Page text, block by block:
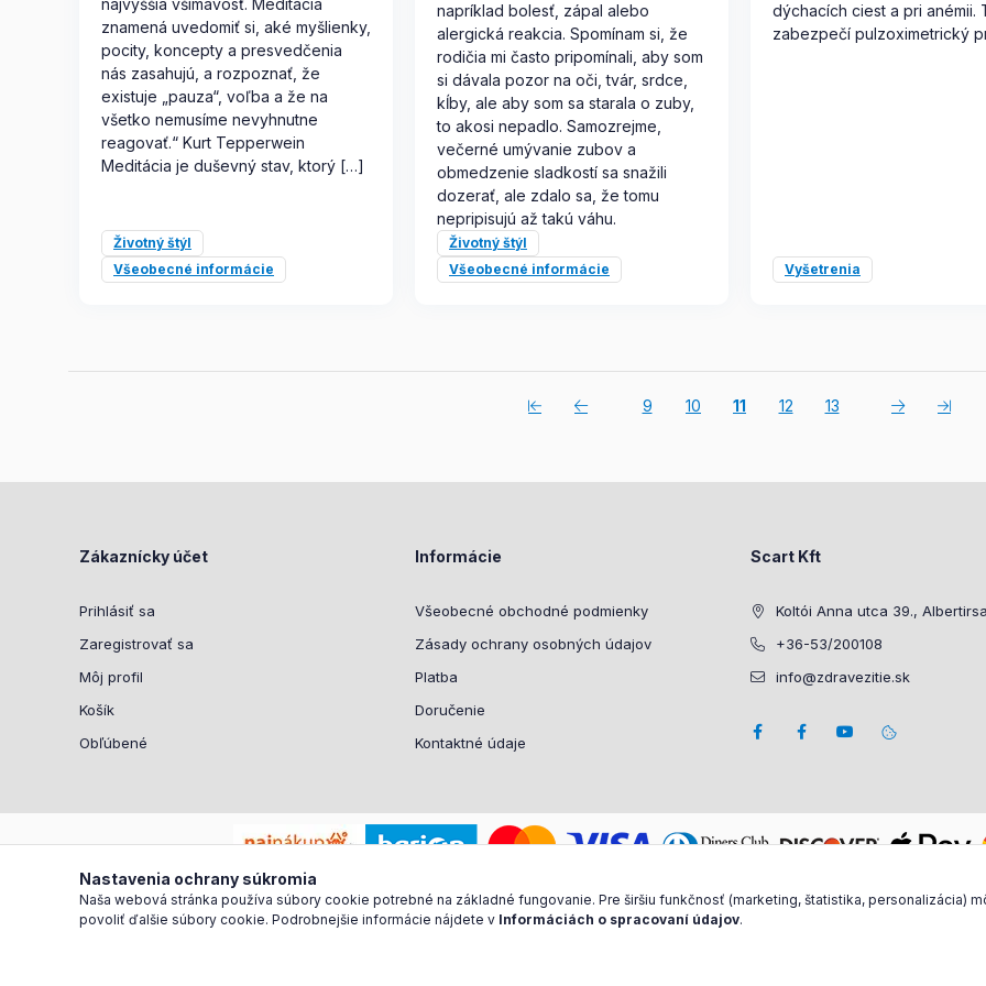
najvyššia všímavosť. Meditácia
znamená uvedomiť si, aké myšlienky,
pocity, koncepty a presvedčenia
nás zasahujú, a rozpoznať, že
existuje „pauza“, voľba a že na
všetko nemusíme nevyhnutne
reagovať.“ Kurt Tepperwein
Meditácia je duševný stav, ktorý […]
Životný štýl
Všeobecné informácie
napríklad bolesť, zápal alebo
alergická reakcia. Spomínam si, že
rodičia mi často pripomínali, aby som
si dávala pozor na oči, tvár, srdce,
kĺby, ale aby som sa starala o zuby,
to akosi nepadlo. Samozrejme,
večerné umývanie zubov a
obmedzenie sladkostí sa snažili
dozerať, ale zdalo sa, že tomu
nepripisujú až takú váhu.
Životný štýl
Všeobecné informácie
dýchacích ciest a pri anémii.
zabezpečí pulzoximetrický
Vyšetrenia
9 10 11 12 13
Zákaznícky účet
Prihlásiť sa
Zaregistrovať sa
Môj profil
Košík
Obľúbené
Informácie
Všeobecné obchodné podmienky
Zásady ochrany osobných údajov
Platba
Doručenie
Kontaktné údaje
Scart Kft
Koltói Anna utca 39.,
+36-53/200108
info@zdravezitie.sk
Nastavenia ochrany súkromia
Naša webová stránka používa súbory cookie potrebné na základné fungovanie. Pre širšiu funkčnosť (marketing, štatistika, personalizácia)
povoliť ďalšie súbory cookie. Podrobnejšie informácie nájdete v Informáciách o spracovaní údajov.